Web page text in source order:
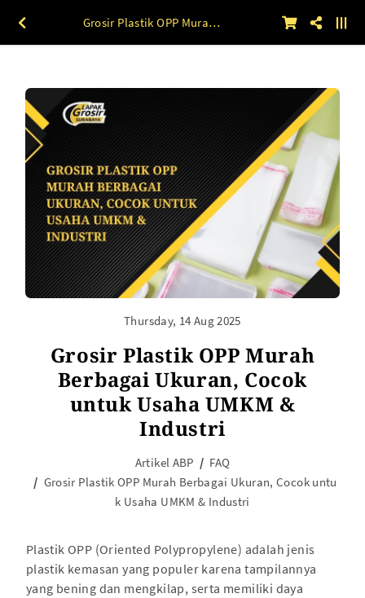
Grosir Plastik OPP Murah Berbagai Ukuran, Cocok untuk Usaha UMKM & Industri
Thursday, 14 Aug 2025
Grosir Plastik OPP Murah
Berbagai Ukuran, Cocok
untuk Usaha UMKM &
Industri
Artikel ABP
FAQ
Grosir Plastik OPP Murah Berbagai Ukuran, Cocok untu
k Usaha UMKM & Industri
Plastik OPP (Oriented Polypropylene) adalah jenis
plastik kemasan yang populer karena tampilannya
yang bening dan mengkilap, serta memiliki daya